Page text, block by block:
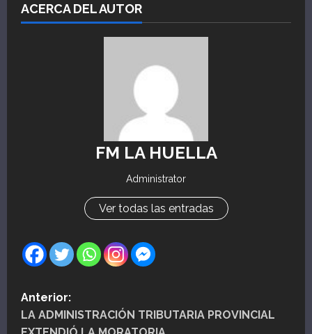
ACERCA DEL AUTOR
FM LA HUELLA
Administrator
Ver todas las entradas
N
a
Anterior:
LA ADMINISTRACIÓN TRIBUTARIA PROVINCIAL